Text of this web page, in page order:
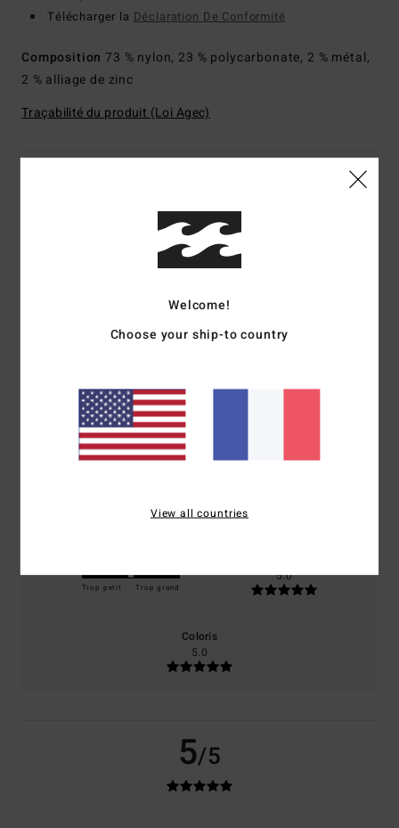
Télécharger la Déclaration De Conformité
Composition73 % nylon, 23 % polycarbonate, 2 % métal,
2 % alliage de zinc
Traçabilité du produit (Loi Agec)
Note moyenne
5.0
basé sur1 avis vérifiés
100% de nos clients recommandent ce produit
Trop petit Trop grand
5.0
Coloris
5.0
5/5
Welcome!
Choose your ship-to country
View all countries